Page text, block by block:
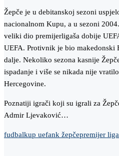
Žepče je u debitanskoj sezoni
nacionalnom Kupu, a u sezoni
veliki dio premijerligaša dobije
UEFA. Protivnik je bio makedonski
dalje. Nekoliko sezona kasnije
ispadanje i više se nikada nije
Hercegovine.
Poznatiji igrači koji su igrali za
Admir Ljevaković…
fudbalkup uefank žepčepremijer liga